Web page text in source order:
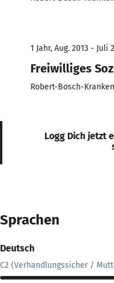
1 Jahr, Aug. 2013 - Juli
Freiwilliges
Robert-Bosch-
Logg Dich jetzt
Sprachen
Deutsch
C2 (Verhandlungssicher /